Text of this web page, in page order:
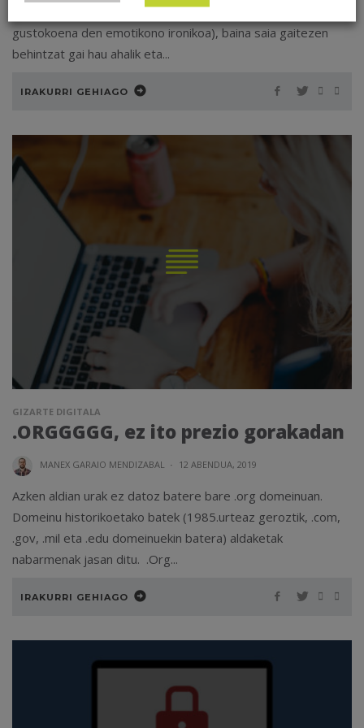
ditudanak bezain dibertigarria ez izatea (gehitu hemen zuen
gustokoena den emotikono ironikoa), baina saia gaitezen
behintzat gai hau ahalik eta...
IRAKURRI GEHIAGO
GIZARTE DIGITALA
.ORGGGGG, ez ito prezio gorakadan
MANEX GARAIO MENDIZABAL · 12 ABENDUA, 2019
Azken aldian urak ez datoz batere bare .org domeinuan.
Domeinu historikoetako batek (1985.urteaz geroztik, .com,
.gov, .mil eta .edu domeinuekin batera) aldaketak
nabarmenak jasan ditu. .Org...
IRAKURRI GEHIAGO